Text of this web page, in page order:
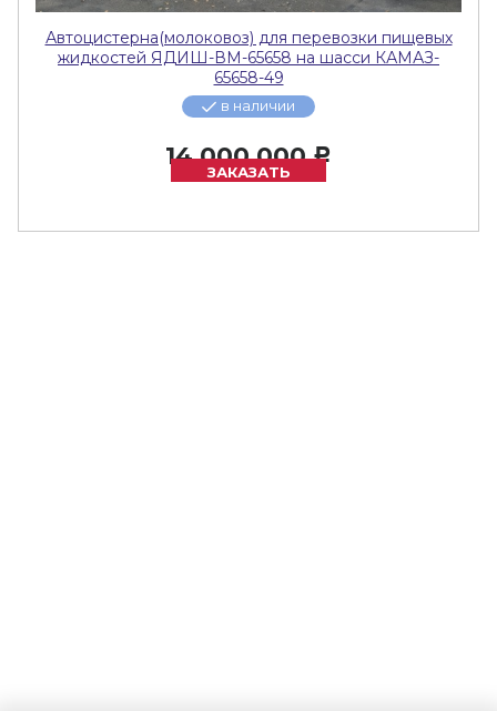
Автоцистерна(молоковоз) для перевозки пищевых
жидкостей ЯДИШ-ВМ-65658 на шасси КАМАЗ-
65658-49
в наличии
14 000 000 Р
ЗАКАЗАТЬ